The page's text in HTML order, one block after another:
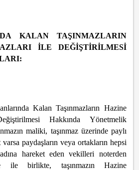
KALAN TAŞINMAZLARIN
İLE DEĞİŞTİRİLMESİ
Taşınmazların Hazine
Hakkında Yönetmelik
maliki, taşınmaz üzerinde paylı
paydaşların veya ortakların hepsi
hareket eden vekilleri noterden
ile birlikte, taşınmazın Hazine